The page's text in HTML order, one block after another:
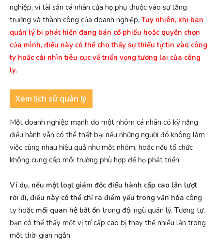
nghiệp, vì tài sản cá nhân của họ phụ thuộc vào sự tăng
trưởng và thành công của doanh nghiệp. Tuy nhiên, khi ban
quản lý bị phát hiện đang bán cổ phiếu hoặc quyền chọn
của mình, điều này có thể cho thấy sự thiếu tự tin vào công
ty hoặc cái nhìn tiêu cực về triển vọng tương lai của công
ty.
Xem lịch sử quản lý
Một doanh nghiệp mạnh do một nhóm cá nhân có kỹ năng
điều hành vẫn có thể thất bại nếu những người đó không làm
việc cùng nhau hiệu quả như một nhóm, hoặc nếu tổ chức
không cung cấp môi trường phù hợp để họ phát triển.
Ví dụ, nếu một loạt giám đốc điều hành cấp cao lần lượt
rời đi, điều này có thể chỉ ra điểm yếu trong văn hóa công
ty hoặc mối quan hệ bất ổn trong đội ngũ quản lý. Tương tự,
bạn có thể thấy một vị trí cấp cao bị thay thế nhiều lần trong
một thời gian ngắn.